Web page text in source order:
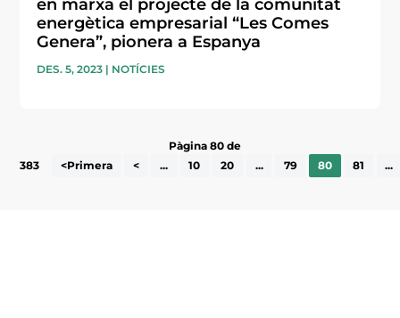
en marxa el projecte de la comunitat
energètica empresarial “Les Comes
Genera”, pionera a Espanya
DES. 5, 2023 | NOTÍCIES
Pàgina 80 de
383
<Primera < ... 10 20 ... 79 80 81 ...